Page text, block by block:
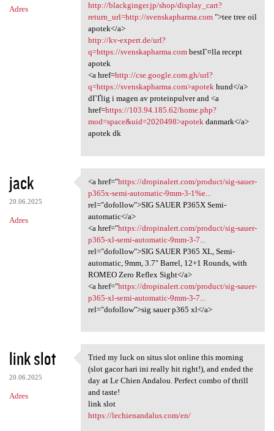
Adres
http://blackginger.jp/shop/display_cart?
return_url=http://svenskapharma.com">tee tree oil
apotek</a>
http://kv-expert.de/url?
q=https://svenskapharma.combestГ¤lla recept
apotek
<a href=http://cse.google.com.gh/url?
q=https://svenskapharma.com>apotekhund</a>
dГҐlig i magen av proteinpulver and <a
href=https://103.94.185.62/home.php?
mod=space&uid=2020498>apotekdanmark</a>
apotek dk
jack
20.06.2025
Adres
<a href="https://dropinalert
<a href="https://dropinalert.com/product/sig-sauer-
p365x-semi-automatic-9mm-3-1%e...
rel="dofollow">SIG SAUER P365X Semi-
automatic</a>
<a href="https://dropinalert.com/product/sig-sauer-
p365-xl-semi-automatic-9mm-3-7...
rel="dofollow">SIG SAUER P365 XL, Semi-
automatic, 9mm, 3.7″ Barrel, 12+1 Rounds, with
ROMEO Zero Reflex Sight</a>
<a href="https://dropinalert.com/product/sig-sauer-
p365-xl-semi-automatic-9mm-3-7...
rel="dofollow">sig sauer p365 xl</a>
link slot
20.06.2025
Adres
Tried my luck on situs slot
Tried my luck on situs slot online this morning
(slot gacor hari ini really hit right!), and ended the
day at Le Chien Andalou. Perfect combo of thrill
and taste!
link slot
https://lechienandalus.com/en/